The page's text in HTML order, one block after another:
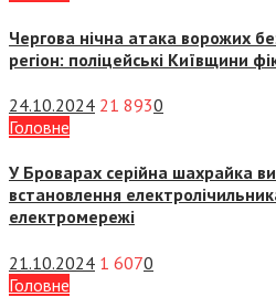
Чергова нічна атака ворожих
регіон: поліцейські Київщини
24.10.2024 21 8930
Головне
У Броварах серійна шахрайка
встановлення
електромережі
21.10.2024 1 6070
Головне